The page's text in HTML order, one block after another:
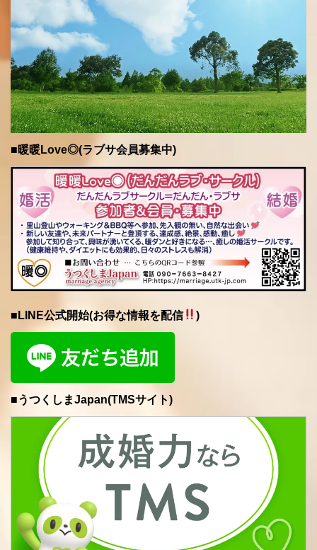
■暖暖Love◎(ラブサ会員募集中)
■LINE公式開始(お得な情報を配信 )
■うつくしまJapan(TMSサイト)